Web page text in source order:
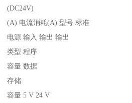
(DC24V)
(A) 电流消耗(A) 型号 标准
电源 输入 输出 输出
类型 程序
容量 数据
存储
容量 5 V 24 V